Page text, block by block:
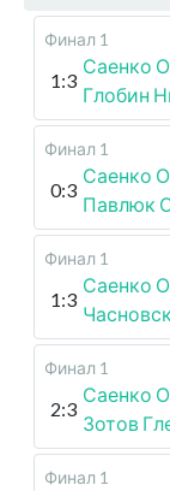
Финал 1
1:3
Саенко
Глобин
Финал 1
0:3
Саенко
Павлюк
Финал 1
1:3
Саенко
Финал 1
2:3
Саенко
Зотов
Финал 1